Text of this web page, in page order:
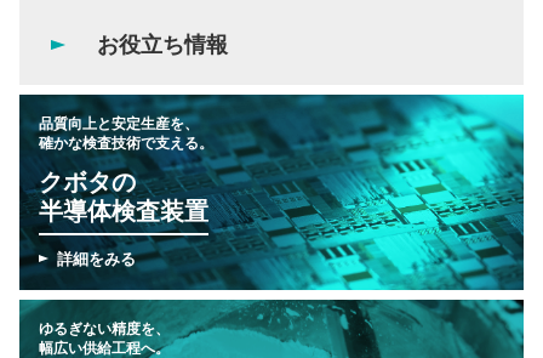
お役立ち情報
品質向上と安定生産を、
確かな検査技術で支える。
クボタの
半導体検査装置
詳細をみる
ゆるぎない精度を、
幅広い供給工程へ。